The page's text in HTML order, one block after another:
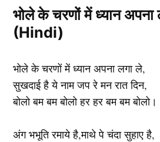
भोले के चरणों में ध्यान
(Hindi)
भोले के चरणों में ध्यान अपना लगा ले,
सुखदाई है ये नाम जप रे मन रात दिन,
बोलो बम बम बोलो हर हर बम बम
अंग भभूति रमाये है,माथे पे चंदा सुहाए है,